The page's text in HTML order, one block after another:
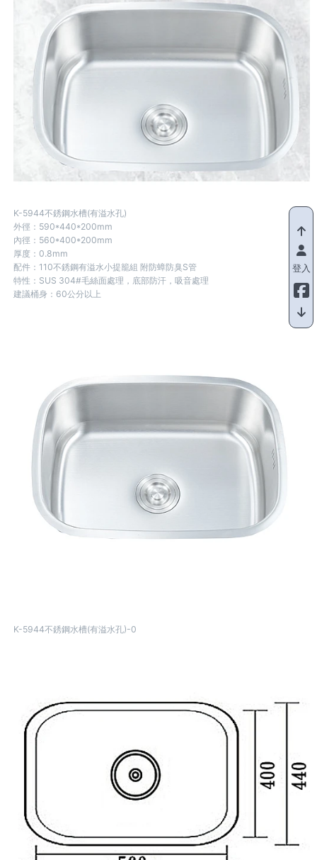
K-5944不銹鋼水槽(有溢水孔)
外徑：590*440*200mm
內徑：560*400*200mm
厚度：0.8mm
配件：110不銹鋼有溢水小提籠組 附防蟑防臭S管
特性：SUS 304#毛絲面處理，底部防汗，吸音處理
建議桶身：60公分以上
K-5944不銹鋼水槽(有溢水孔)-0
登入